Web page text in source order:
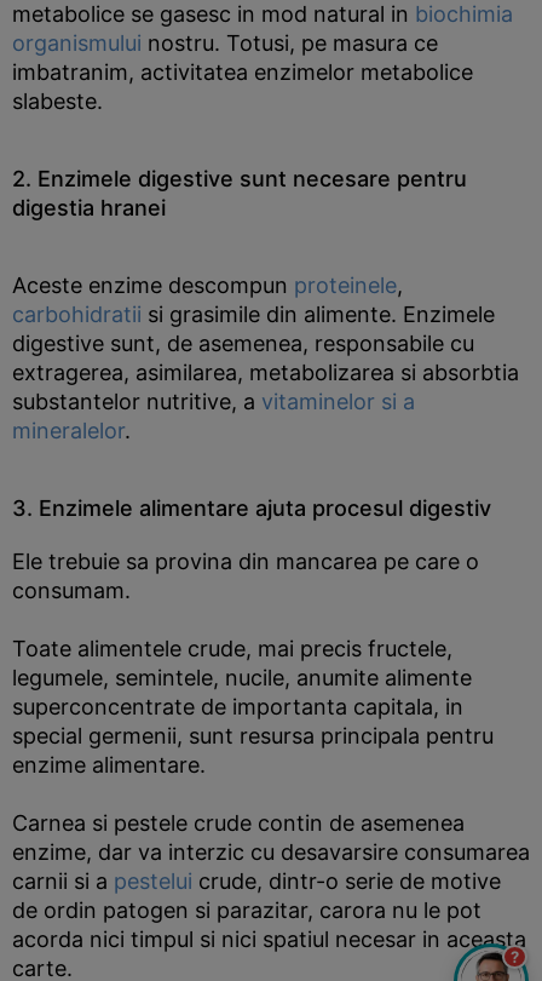
metabolice se gasesc in mod natural in biochimia
organismului nostru. Totusi, pe masura ce
imbatranim, activitatea enzimelor metabolice
slabeste.
2. Enzimele digestive sunt necesare pentru
digestia hranei
Aceste enzime descompun proteinele,
carbohidratii si grasimile din alimente. Enzimele
digestive sunt, de asemenea, responsabile cu
extragerea, asimilarea, metabolizarea si absorbtia
substantelor nutritive, a vitaminelor si a
mineralelor.
3. Enzimele alimentare ajuta procesul digestiv
Ele trebuie sa provina din mancarea pe care o
consumam.
Toate alimentele crude, mai precis fructele,
legumele, semintele, nucile, anumite alimente
superconcentrate de importanta capitala, in
special germenii, sunt resursa principala pentru
enzime alimentare.
Carnea si pestele crude contin de asemenea
enzime, dar va interzic cu desavarsire consumarea
carnii si a pestelui crude, dintr-o serie de motive
de ordin patogen si parazitar, carora nu le pot
acorda nici timpul si nici spatiul necesar in aceasta
carte.
?